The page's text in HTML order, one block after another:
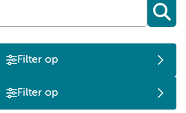
Filter op
Filter op